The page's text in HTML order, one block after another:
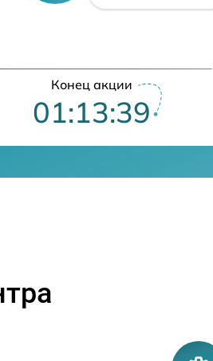
Конец акции
01:13:39